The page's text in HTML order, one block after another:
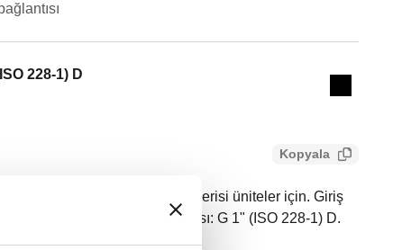
228-1) D
Collapse
Kopyala
kit, DN25. 165, 166 ve167 serisi üniteler için. Giriş
D, sabit somun. Çıkış bağlantısı: G 1" (ISO 228-1) D.